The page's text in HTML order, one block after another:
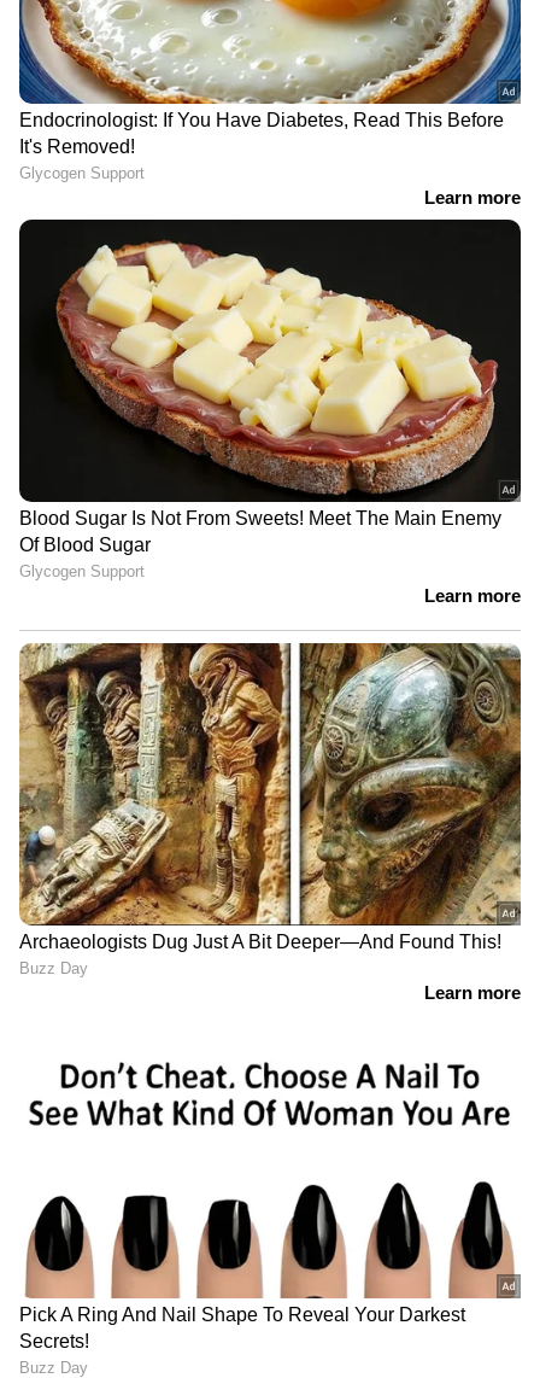
പുകവലിക്കുന്ന ആളുകളിൽ ഹൃദയ
സംബന്ധമായ അസുഖങ്ങൾ ഉണ്ടാകാനുള്ള
സാധ്യത കൂടുതലാണെന്ന് സാദിയ പറഞ്ഞു.
ഒന്നിലധികം ജീവിതശൈലി ഘടകങ്ങളും ഹൃദയ
സംബന്ധമായ അസുഖങ്ങളും മറ്റ് ആരോഗ്യ
ഫലങ്ങളും വിലയിരുത്തുന്നതിനായി ഗവേഷകർ
യുഎസിലെ ഒമ്പത് ദീർഘകാല പഠനങ്ങളിൽ
നിന്നുള്ള ഡാറ്റ സമാഹരിച്ചു.
പഠനത്തിന്റെ തുടക്കത്തിൽ ഹൃദയ
സംബന്ധമായ അസുഖങ്ങൾ ഇല്ലാതിരുന്ന 20
നും 79 നും ഇടയിൽ പ്രായമുള്ള 165
മുതിർന്നവരിൽ നിന്ന് ഡാറ്റ വിശകലനത്തിൽ
ഉൾപ്പെടുത്തിയിട്ടുണ്ട്. പ്രായം, ബോഡി മാസ്
കൊളസ്‌ട്രോളിന്റെ അളവ് എന്നിവയിൽ
ക്രമീകരണം നടത്തി.
പുകവലിക്കുന്ന മധ്യവയസ്കരായ സ്ത്രീകൾക്ക്
പുകവലിക്കാത്ത സ്ത്രീകളെ അപേക്ഷിച്ച്
സിവിഡി(Cardiovascular disease) ഉണ്ടാകാനുള്ള
സാധ്യത ഇരട്ടിയാണെന്ന് പഠനത്തിൽ
കണ്ടെത്തി. പുകവലിക്കാത്ത
പുരുഷന്മാരേക്കാൾ
50 വയസിന് ശേഷം
സ്ത്രീകളിൽ ഉണ്ടാകുന്ന 4
പ്രധാന പോഷക
കുറവുകൾ, ശ്രദ്ധിക്കാം
കുടലിന്റെ ആരോഗ്യത്തെ
അവതാളത്തിലാക്കുന്ന 6
ശീലങ്ങൾ
LATEST VIDEOS
സ്ത്രീ ആരോഗ്യ സംരക്ഷണത്തിൽ
കര്‍ണാടക; 'ഋതുതാരെ' പദ്ധതി
ഒരുങ്ങുന്നു
കണ്ണൂരിൽ 'അടിത്തറ മാന്തുന്ന'
നീക്കങ്ങളോ? പാർട്ടി വിട്ടവരെ
വിരട്ടാൻ ശ്രമിക്കുന്നോ? | News
Hour